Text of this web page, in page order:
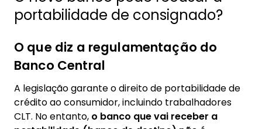
portabilidade de consignado?
O que diz a regulamentação do
Banco Central
A legislação garante o direito de portabilidade de
crédito ao consumidor, incluindo trabalhadores
CLT. No entanto, o banco que vai receber a